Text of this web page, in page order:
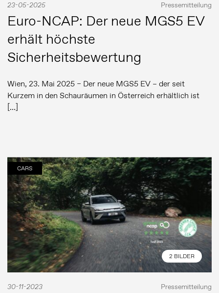
23-05-2025 Pressemitteilung
Euro-NCAP: Der neue MGS5 EV
erhält höchste
Sicherheitsbewertung
Wien, 23. Mai 2025 – Der neue MGS5 EV – der seit
Kurzem in den Schauräumen in Österreich erhältlich ist
[…]
CARS
2 BILDER
30-11-2023 Pressemitteilung